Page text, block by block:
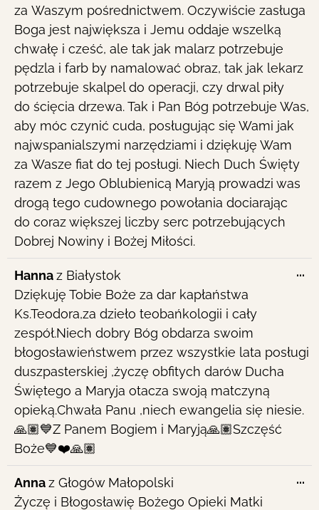
za Waszym pośrednictwem. Oczywiście zasługa
Boga jest największa i Jemu oddaje wszelką
chwałę i cześć, ale tak jak malarz potrzebuje
pędzla i farb by namalować obraz, tak jak lekarz
potrzebuje skalpel do operacji, czy drwal piły
do ścięcia drzewa. Tak i Pan Bóg potrzebuje Was,
aby móc czynić cuda, posługując się Wami jak
najwspanialszymi narzędziami i dziękuję Wam
za Wasze fiat do tej posługi. Niech Duch Święty
razem z Jego Oblubienicą Maryją prowadzi was
drogą tego cudownego powołania dociarając
do coraz większej liczby serc potrzebujących
Dobrej Nowiny i Bożej Miłości.
Hannaz Białystok
Dziękuję Tobie Boże za dar kapłaństwa
Ks.Teodora,za dzieło teobańkologii i cały
zespół.Niech dobry Bóg obdarza swoim
błogosławieństwem przez wszystkie lata posługi
duszpasterskiej ,życzę obfitych darów Ducha
Świętego a Maryja otacza swoją matczyną
opieką.Chwała Panu ,niech ewangelia się niesie.
🙏🏽💙Z Panem Bogiem i Maryją🙏🏽Szczęść
Boże💙❤️🙏🏽
...
Annaz Głogów Małopolski
Życzę i Błogosławię Bożego Opieki Matki
...